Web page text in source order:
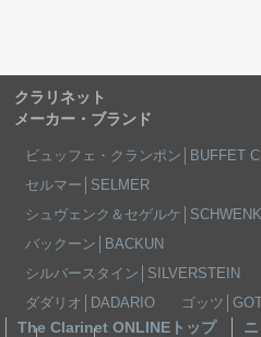
クラリネット
メーカー・ブランド
ビュッフェ・クランポン│BUFFET
セルマー│SELMER
シュヴェンク＆セゲルケ
バックーン│BACKUN
シルバースタイン│SILVERSTEIN
ダダリオ│DADARIO
ゴッツ
The Clarinet ONLINEトップ